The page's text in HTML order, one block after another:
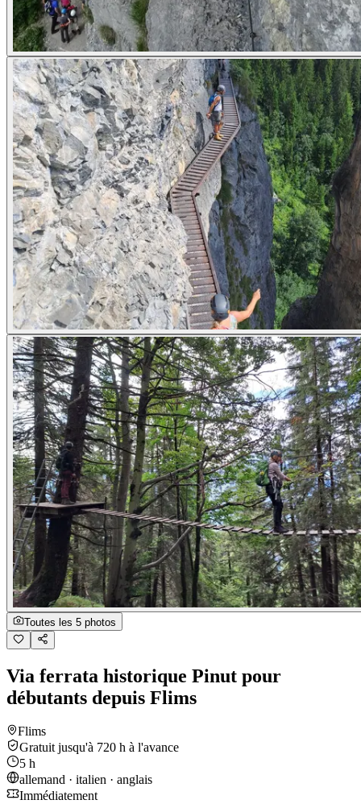
Toutes les 5 photos
Via ferrata historique Pinut pour
débutants depuis Flims
Flims
Gratuit jusqu'à 720 h à l'avance
5 h
allemand · italien · anglais
Immédiatement